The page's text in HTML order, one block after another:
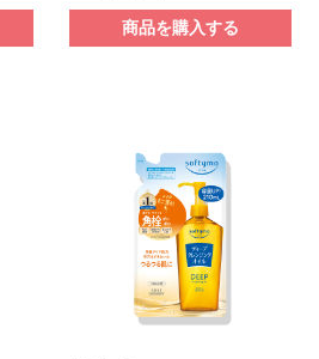
商品を購入する